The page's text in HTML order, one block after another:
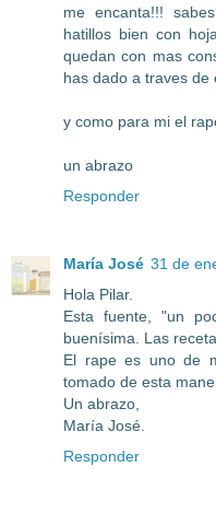
me encanta!!!
hatillos bien con
quedan con mas
has dado a traves de
y como para mi el
un abrazo
Responder
María José 31 de
Hola Pilar.
Esta fuente, "un
buenísima. Las
El rape es uno de
tomado de esta
Un abrazo,
María José.
Responder